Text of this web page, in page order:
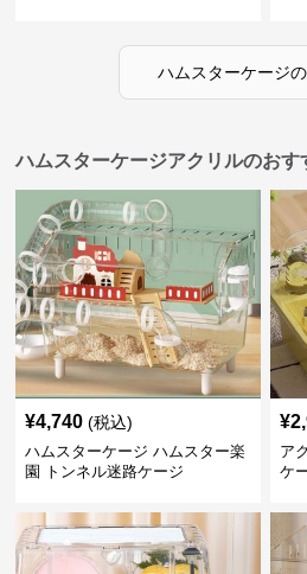
ハムスターケージの
ハムスターケージアクリルのおす
¥4,740 (税込)
ハムスターケージ ハムスター楽
園 トンネル迷路ケージ
¥
ア
ケ